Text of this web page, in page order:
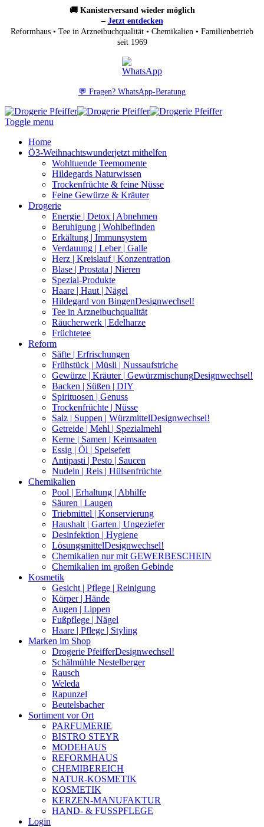
🚚 Kanisterversand wieder möglich
– Jetzt entdecken
Reformhaus • Tee in Arzneibuchqualität • Chemikalien • Familienbetrieb
seit 1969
💬 Fragen? WhatsApp-Beratung
Toggle menu
Home
Ö3-Weihnachtswunderjetzt mithelfen
Wohltuende Teemomente
Hildegards Naturwissen
Trockenfrüchte & feine Nüsse
Feine Gewürze & Kräuter
Drogerie
Energie | Detox | Abnehmen
Beruhigung | Wohlbefinden
Erkältung | Immunsystem
Verdauung | Leber | Galle
Herz | Kreislauf | Konzentration
Blase | Prostata | Nieren
Spezial-Produkte
Haare | Haut | Nägel
Hildegard von BingenDesignwechsel!
Tee in Arzneibuchqualität
Räucherwerk | Edelharze
Früchtetee
Reform
Säfte | Erfrischungen
Frühstück | Müsli | Nussaufstriche
Gewürze | Kräuter | GewürzmischungDesignwechsel!
Backen | Süßen | DIY
Spirituosen | Genuss
Trockenfrüchte | Nüsse
Salz | Suppen | WürzmittelDesignwechsel!
Getreide | Mehl | Spezialmehl
Kerne | Samen | Keimsaaten
Essig | Öl | Speisefett
Antipasti | Pesto | Saucen
Nudeln | Reis | Hülsenfrüchte
Chemikalien
Pool | Erhaltung | Abhilfe
Säuren | Laugen
Triebmittel | Konservierung
Haushalt | Garten | Ungeziefer
Desinfektion | Hygiene
LösungsmittelDesignwechsel!
Chemikalien nur mit GEWERBESCHEIN
Chemikalien im großen Gebinde
Kosmetik
Gesicht | Pflege | Reinigung
Körper | Hände
Augen | Lippen
Fußpflege | Nägel
Haare | Pflege | Styling
Marken im Shop
Drogerie PfeifferDesignwechsel!
Schälmühle Nestelberger
Rausch
Weleda
Rapunzel
Beutelsbacher
Sortiment vor Ort
PARFUMERIE
BISTRO STEYR
MODEHAUS
REFORMHAUS
CHEMIBEREICH
NATUR-KOSMETIK
KOSMETIK
KERZEN-MANUFAKTUR
HAND- & FUSSPFLEGE
Login